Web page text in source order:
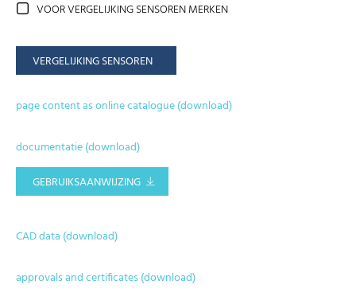
VOOR VERGELIJKING SENSOREN MERKEN
VERGELIJKING SENSOREN
page content as online catalogue (download)
documentatie (download)
GEBRUIKSAANWIJZING
CAD data (download)
approvals and certificates (download)